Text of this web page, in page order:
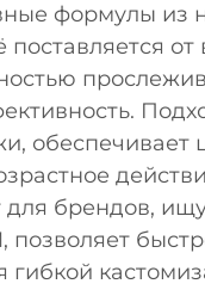
формулы из
для брендов,
позволяет
гибкой